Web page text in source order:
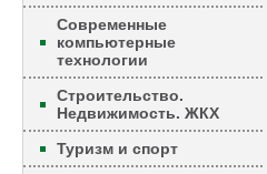
Современные
компьютерные
технологии
Строительство.
Недвижимость. ЖКХ
Туризм и спорт